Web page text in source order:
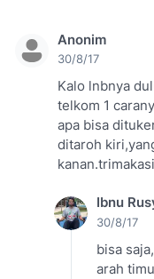
Anonim
30/8/17
Kalo lnbnya
telkom 1
apa bisa
ditaroh
Ibnu
30/8/17
bisa
arah